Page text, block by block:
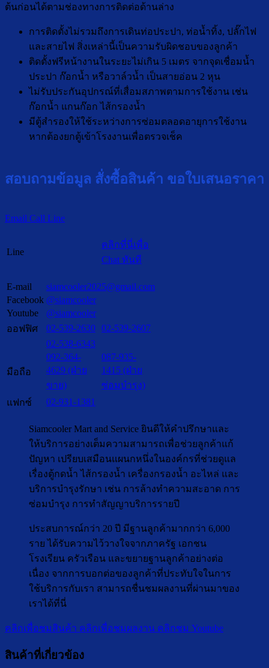
ต้นก่อนได้ตามช่องทางการติดต่อด้านล่าง
การติดตั้งไม่รวมถึงการเดินท่อประปา, ท่อน้ำทิ้ง, ปลั๊กไฟ
และสายไฟ สิ่งเหล่านี้เป็นความรับผิดชอบของลูกค้า
ติดตั้งฟรีหน้างานในระยะไม่เกิน 5 เมตร จากจุดเชื่อมน้ำ
ประปา ก๊อกน้ำ หรือวาล์วน้ำ เป็นสายอ่อน 2 หุน
ไม่รับประกันอุปกรณ์ที่เสื่อมสภาพตามการใช้งาน เช่น
ก๊อกน้ำ แกนก๊อก ไส้กรองน้ำ
มีตู้สำรองให้ใช้ระหว่างการซ่อมตลอดอายุการใช้งาน
หากต้องยกตู้เข้าโรงงานเพื่อตรวจเช็ค
สอบถามข้อมูล สั่งซื้อสินค้า ขอใบเสนอราคา
Email Call Line
Line
คลิกที่นี่เพื่อ
Chat ทันที
E-mail
siamcooler2025@gmail.com
Facebook @siamcooler
Youtube
@siamcooler
ออฟฟิศ
02-539-2630 02-539-2607
02-538-6343
มือถือ
092-364-
4629 (ฝ่าย
ขาย)
087-935-
1415 (ฝ่าย
ซ่อมบำรุง)
แฟกซ์
02-931-1381
Siamcooler Mart and Service ยินดีให้คำปรึกษาและ
ให้บริการอย่างเต็มความสามารถเพื่อช่วยลูกค้าแก้
ปัญหา เปรียบเสมือนแผนกหนึ่งในองค์กรที่ช่วยดูแล
เรื่องตู้กดน้ำ ไส้กรองน้ำ เครื่องกรองน้ำ อะไหล่ และ
บริการบำรุงรักษา เช่น การล้างทำความสะอาด การ
ซ่อมบำรุง การทำสัญญาบริการรายปี
ประสบการณ์กว่า 20 ปี มีฐานลูกค้ามากกว่า 6,000
ราย ได้รับความไว้วางใจจากภาครัฐ เอกชน
โรงเรียน ครัวเรือน และขยายฐานลูกค้าอย่างต่อ
เนื่อง จากการบอกต่อของลูกค้าที่ประทับใจในการ
ใช้บริการกับเรา สามารถชื่นชมผลงานที่ผ่านมาของ
เราได้ที่นี่
คลิกเพื่อชมสินค้า คลิกเพื่อชมผลงาน คลิกชม Youtube
สินค้าที่เกี่ยวข้อง